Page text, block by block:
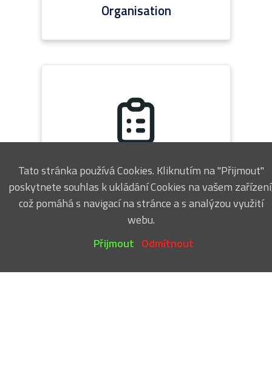
Tato stránka používá Cookies. Kliknutím na "Přijmout"
poskytnete souhlas k ukládání Cookies na vašem
což pomáhá s navigací na stránce a s analýzou využití
webu.
Přijmout Odmítnout
Organisation
ISO